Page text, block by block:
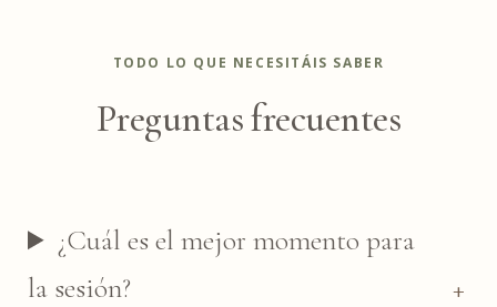
TODO LO QUE NECESITÁIS SABER
Preguntas frecuentes
¿Cuál es el mejor momento para
la sesión?